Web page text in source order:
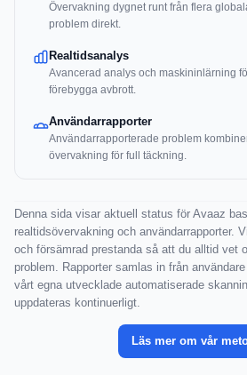
Övervakning dygnet runt från flera
problem direkt.
Realtidsanalys
Avancerad analys och maskininlärning
förebygga avbrott.
Användarrapporter
Användarrapporterade problem
övervakning för full täckning.
Denna sida visar aktuell status för Avaaz
realtidsövervakning och användarrapporter.
och försämrad prestanda så att du alltid vet
problem. Rapporter samlas in från
vårt egna utvecklade automatiserade
uppdateras kontinuerligt.
Läs mer om vår